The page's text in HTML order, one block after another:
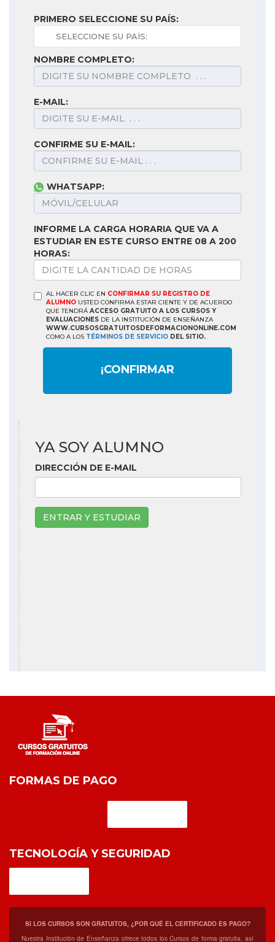
PRIMERO SELECCIONE SU PAÍS:
NOMBRE COMPLETO:
E-MAIL:
CONFIRME SU E-MAIL:
WHATSAPP:
INFORME LA CARGA HORARIA QUE VA A
ESTUDIAR EN ESTE CURSO ENTRE 08 A 200
HORAS:
AL HACER CLIC EN CONFIRMAR SU REGISTRO DE
ALUMNO USTED CONFIRMA ESTAR CIENTE Y DE ACUERDO
QUE TENDRÁ ACCESO GRATUITO A LOS CURSOS Y
EVALUACIONES DE LA INSTITUCIÓN DE ENSEÑANZA
WWW.CURSOSGRATUITOSDEFORMACIONONLINE.COM
COMO A LOS TÉRMINOS DE SERVICIO DEL SITIO.
¡CONFIRMAR
YA SOY ALUMNO
DIRECCIÓN DE E-MAIL
ENTRAR Y ESTUDIAR
FORMAS DE PAGO
TECNOLOGÍA Y SEGURIDAD
SI LOS CURSOS SON GRATUITOS, ¿POR QUÉ EL CERTIFICADO ES PAGO?
Nuestra Institución de Enseñanza ofrece todos los Cursos de forma gratuita, así